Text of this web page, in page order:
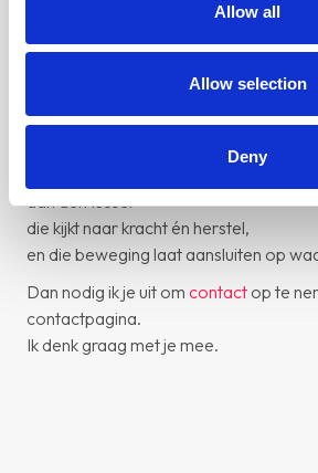
Allow all
Allow selection
Deny
Als je dit herkent
Herken je jezelf hierin?
aan den IJssel
die kijkt naar kracht én herstel,
en die beweging laat aansluiten op
Dan nodig ik je uit om contact op te
contactpagina.
Ik denk graag met je mee.